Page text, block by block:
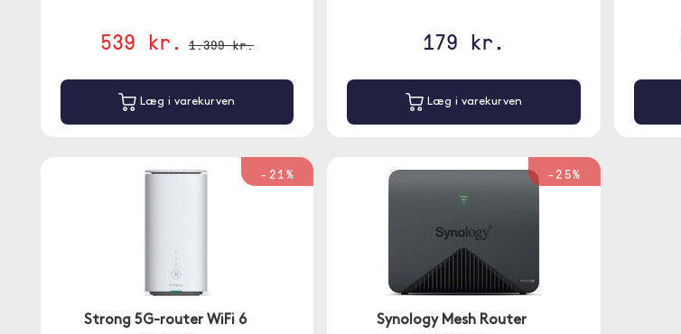
539 kr. 1.399 kr.
Læg i varekurven
179 kr.
Læg i varekurven
-21%
Strong 5G-router WiFi 6
-25%
Synology Mesh Router